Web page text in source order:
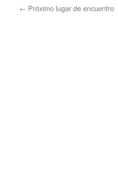
← Próximo lugar de encuentro